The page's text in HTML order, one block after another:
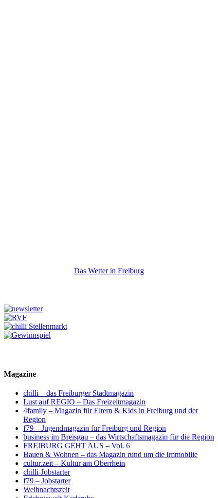
Das Wetter in Freiburg
Magazine
chilli – das Freiburger Stadtmagazin
Lust auf REGIO – Das Freizeitmagazin
4family – Magazin für Eltern & Kids in Freiburg und der
Region
f79 – Jugendmagazin für Freiburg und Region
business im Breisgau – das Wirtschaftsmagazin für die Region
FREIBURG GEHT AUS – Vol. 6
Bauen & Wohnen – das Magazin rund um die Immobilie
cultur.zeit – Kultur am Oberrhein
chilli-Jobstarter
f79 – Jobstarter
Weihnachtszeit